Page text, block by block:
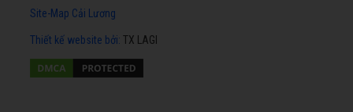
Site-Map Cải Lương
Thiết kế website bởi: TX LAGI